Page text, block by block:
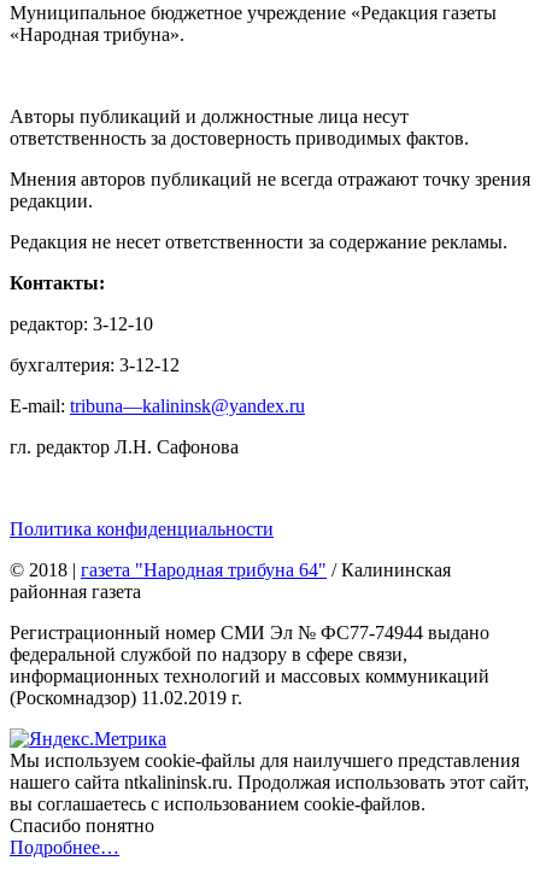
Муниципальное бюджетное учреждение «Редакция газеты
«Народная трибуна».
Авторы публикаций и должностные лица несут
ответственность за достоверность приводимых фактов.
Мнения авторов публикаций не всегда отражают точку зрения
редакции.
Редакция не несет ответственности за содержание рекламы.
Контакты:
редактор: 3-12-10
бухгалтерия: 3-12-12
E-mail: tribuna—kalininsk@yandex.ru
гл. редактор Л.Н. Сафонова
Политика конфиденциальности
© 2018 | газета "Народная трибуна 64" / Калининская
районная газета
Регистрационный номер СМИ Эл № ФС77-74944 выдано
федеральной службой по надзору в сфере связи,
информационных технологий и массовых коммуникаций
(Роскомнадзор) 11.02.2019 г.
Мы используем cookie-файлы для наилучшего представления
нашего сайта ntkalininsk.ru. Продолжая использовать этот сайт,
вы соглашаетесь с использованием cookie-файлов.
Спасибо понятно
Подробнее…